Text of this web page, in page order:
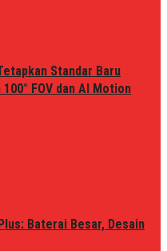
Standar Baru
FOV dan AI Motion
Baterai Besar, Desain